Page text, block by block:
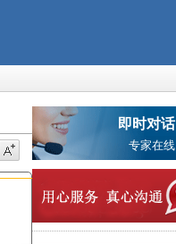
即时对话
专家在线